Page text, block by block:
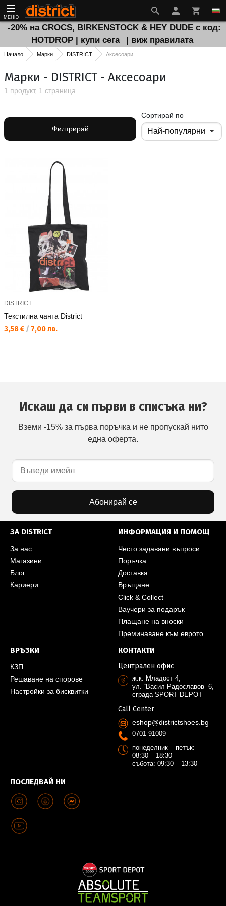
МЕНЮ
-20% на CROCS, BIRKENSTOCK & HEY DUDE с код:
HOTDROP | купи сега
| виж правилата
Начало Марки DISTRICT Аксесоари
Марки - DISTRICT - Аксесоари
1 продукт, 1 страница
Филтрирай
Сортирай по
DISTRICT
Текстилна чанта District
Текуща цена:
3,58 € / 7,00 лв.
Искаш да си първи в списъка ни?
Вземи -15% за първа поръчка и не пропускай нито
една оферта.
Абонирай се
ЗА DISTRICT
За нас
Магазини
Блог
Кариери
ИНФОРМАЦИЯ И ПОМОЩ
Често задавани въпроси
Поръчка
Доставка
Връщане
Click & Collect
Ваучери за подарък
Плащане на вноски
Преминаване към еврото
ВРЪЗКИ
КЗП
Решаване на спорове
Настройки за бисквитки
ПОСЛЕДВАЙ НИ
КОНТАКТИ
Централен офис
ж.к. Младост 4,
ул. “Васил Радославов” 6,
сграда SPORT DEPOT
Call Center
eshop@districtshoes.bg
0701 91009
понеделник – петък:
08:30 – 18:30
събота: 09:30 – 13:30